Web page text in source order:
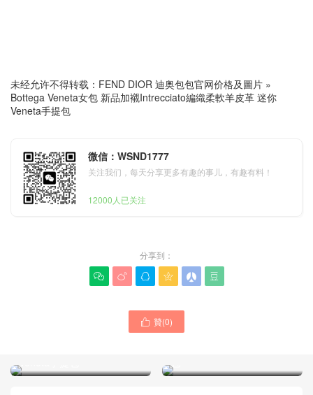
未经允许不得转载： FEND DIOR 迪奥包包官网价格及圖片 »
Bottega Veneta女包 新品加襯Intrecciato編織柔軟羊皮革 迷你
Veneta手提包
微信：WSND1777
关注我们，每天分享更多有趣的事儿，有趣有料！
12000人已关注
分享到：
     
 贊(0)
Bottega Veneta是那個國家
Bottega Veneta女士手袋中